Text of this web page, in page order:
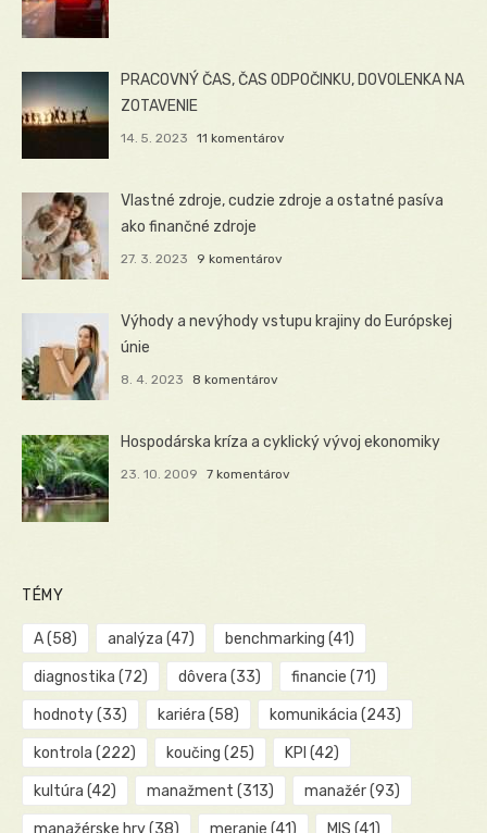
PRACOVNÝ ČAS, ČAS ODPOČINKU, DOVOLENKA NA
ZOTAVENIE
14. 5. 2023 11 komentárov
Vlastné zdroje, cudzie zdroje a ostatné pasíva
ako finančné zdroje
27. 3. 2023 9 komentárov
Výhody a nevýhody vstupu krajiny do Európskej
únie
8. 4. 2023 8 komentárov
Hospodárska kríza a cyklický vývoj ekonomiky
23. 10. 2009 7 komentárov
TÉMY
A(58) analýza (47) benchmarking (41)
diagnostika (72) dôvera (33) financie (71)
hodnoty(33) kariéra (58) komunikácia (243)
kontrola (222) koučing (25) KPI (42)
kultúra (42) manažment (313) manažér(93)
manažérske hry(38) meranie (41) MIS (41)